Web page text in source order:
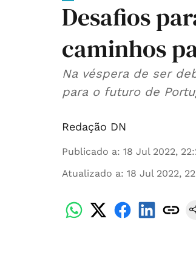
Desafios
caminhos
Na véspera de ser
para o futuro de
Redação DN
Publicado a: 18 Jul 2022,
Atualizado a: 18 Jul 2022,